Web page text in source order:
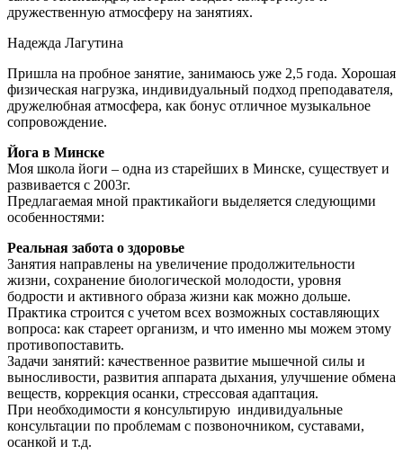
дружественную атмосферу на занятиях.
Надежда Лагутина
Пришла на пробное занятие, занимаюсь уже 2,5 года. Хорошая
физическая нагрузка, индивидуальный подход преподавателя,
дружелюбная атмосфера, как бонус отличное музыкальное
сопровождение.
Йога в Минске
Моя школа йоги – одна из старейших в Минске, существует и
развивается с 2003г.
Предлагаемая мной практикайоги выделяется следующими
особенностями:
Реальная забота о здоровье
Занятия направлены на увеличение продолжительности
жизни, сохранение биологической молодости, уровня
бодрости и активного образа жизни как можно дольше.
Практика строится с учетом всех возможных составляющих
вопроса: как стареет организм, и что именно мы можем этому
противопоставить.
Задачи занятий: качественное развитие мышечной силы и
выносливости, развития аппарата дыхания, улучшение обмена
веществ, коррекция осанки, стрессовая адаптация.
При необходимости я консультирую индивидуальные
консультации по проблемам с позвоночником, суставами,
осанкой и т.д.